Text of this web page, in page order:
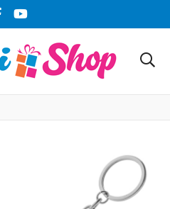
FACEBOOK KÖZÖSSÉGI LINK
YOUTUBE KÖZÖSSÉGI LINK